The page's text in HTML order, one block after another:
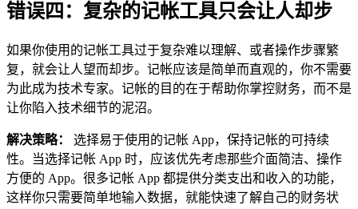
错误四：复杂的记帐工具只会让人却步
如果你使用的记帐工具过于复杂难以理解、或者操作步骤繁
复，就会让人望而却步。记帐应该是简单而直观的，你不需要
为此成为技术专家。记帐的目的在于帮助你掌控财务，而不是
让你陷入技术细节的泥沼。
解决策略：
选择易于使用的记帐 App，保持记帐的可持续
性。当选择记帐 App 时，应该优先考虑那些介面简洁、操作
方便的 App。很多记帐 App 都提供分类支出和收入的功能，
这样你只需要简单地输入数据，就能快速了解自己的财务状